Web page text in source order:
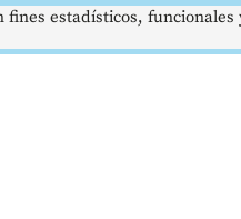
estadísticos,